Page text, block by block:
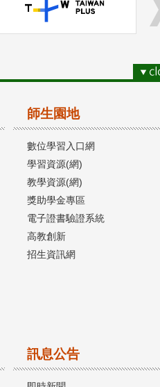
師生園地
數位學習入口網
學習資源(網)
教學資源(網)
獎助學金專區
電子證書驗證系統
高教創新
招生資訊網
訊息公告